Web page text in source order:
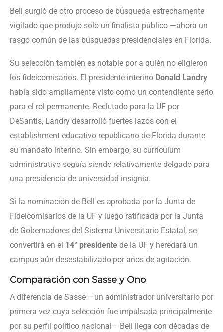
Bell surgió de otro proceso de búsqueda estrechamente
vigilado que produjo solo un finalista público —ahora un
rasgo común de las búsquedas presidenciales en Florida.
Su selección también es notable por a quién no eligieron
los fideicomisarios. El presidente interino Donald Landry
había sido ampliamente visto como un contendiente serio
para el rol permanente. Reclutado para la UF por
DeSantis, Landry desarrolló fuertes lazos con el
establishment educativo republicano de Florida durante
su mandato interino. Sin embargo, su currículum
administrativo seguía siendo relativamente delgado para
una presidencia de universidad insignia.
Si la nominación de Bell es aprobada por la Junta de
Fideicomisarios de la UF y luego ratificada por la Junta
de Gobernadores del Sistema Universitario Estatal, se
convertirá en el 14° presidente de la UF y heredará un
campus aún desestabilizado por años de agitación.
Comparación con Sasse y Ono
A diferencia de Sasse —un administrador universitario por
primera vez cuya selección fue impulsada principalmente
por su perfil político nacional— Bell llega con décadas de